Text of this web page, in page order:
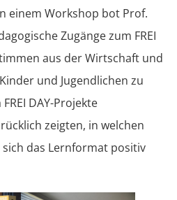
einem Workshop bot Prof.
Zugänge zum FREI
aus der Wirtschaft und
und Jugendlichen zu
DAY-Projekte
zeigten, in welchen
das Lernformat positiv